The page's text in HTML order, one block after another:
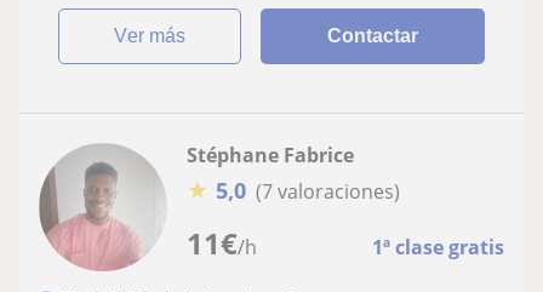
ver más Contactar
11€/h 1ª clase gratis
Stéphane Fabrice
★ 5,0 (7 valoraciones)